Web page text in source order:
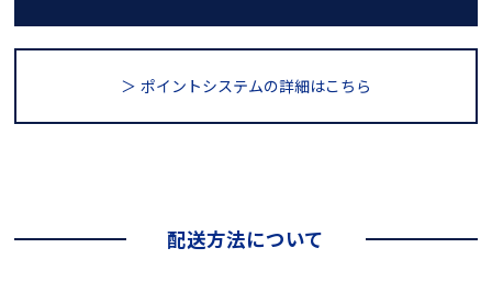
＞ ポイントシステムの詳細はこちら
配送方法について